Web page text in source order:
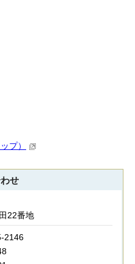
プ）
せ
22番地
2146